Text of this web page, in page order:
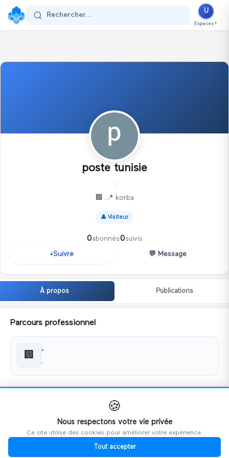
Se connecter
Rechercher...
U
Espaces ▼
poste tunisie
.
🏢 . 📍 korba
👤 Visiteur
0abonnés0suivis
+Suivre 💬 Message
À propos Publications
Parcours professionnel
🏢
.
.
postetunisie6@gmail.com
📱 53089659
🍪
Nous respectons votre vie privée
Ce site utilise des cookies pour améliorer votre expérience.
Tout accepter